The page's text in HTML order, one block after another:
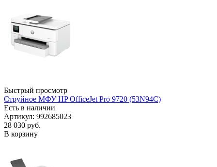
Быстрый просмотр
Струйное МФУ HP OfficeJet Pro 9720 (53N94C)
Есть в наличии
Артикул: 992685023
28 030 руб.
В корзину